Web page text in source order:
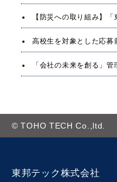
【防災への取り組み】
高校生を対象とした応募
「会社の未来を創る」
©TOHO TECH Co.,ltd.
東邦テック株式会社